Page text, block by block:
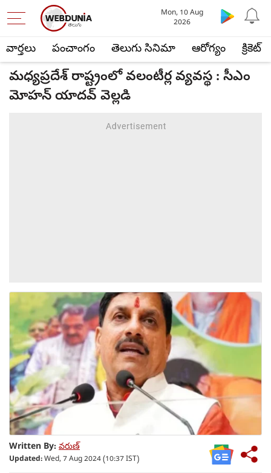
వార్తలు పంచాంగం తెలుగు సినిమా ఆరోగ్యం క్రికెట్
Mon, 10 Aug
2026
మధ్యప్రదేశ్ రాష్ట్రంలో వలంటీర్ల వ్యవస్థ : సీఎం
మోహన్ యాదవ్ వెల్లడి
Written By: వరుణ్
Updated:Wed, 7 Aug 2024 (10:37 IST)